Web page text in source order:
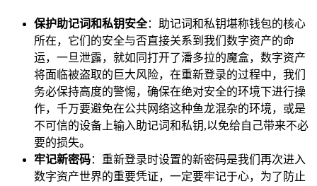
保护助记词和私钥安全：助记词和私钥堪称钱包的核心
所在，它们的安全与否直接关系到我们数字资产的命
运，一旦泄露，就如同打开了潘多拉的魔盒，数字资产
将面临被盗取的巨大风险，在重新登录的过程中，我们
务必保持高度的警惕，确保在绝对安全的环境下进行操
作，千万要避免在公共网络这种鱼龙混杂的环境，或是
不可信的设备上输入助记词和私钥,以免给自己带来不必
要的损失。
牢记新密码：重新登录时设置的新密码是我们再次进入
数字资产世界的重要凭证，一定要牢记于心，为了防止